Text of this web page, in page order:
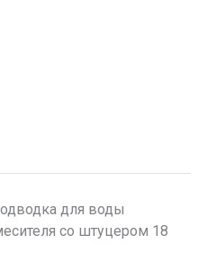
для воды
со штуцером 18